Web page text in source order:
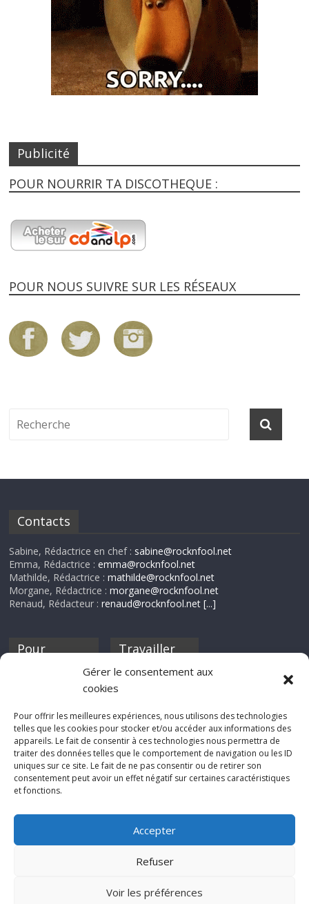
Gérer le consentement aux
cookies
Pour offrir les meilleures expériences, nous utilisons des technologies
telles que les cookies pour stocker et/ou accéder aux informations des
appareils. Le fait de consentir à ces technologies nous permettra de
traiter des données telles que le comportement de navigation ou les ID
uniques sur ce site. Le fait de ne pas consentir ou de retirer son
consentement peut avoir un effet négatif sur certaines caractéristiques
et fonctions.
Accepter
Refuser
Voir les préférences
Publicité
POUR NOURRIR TA DISCOTHEQUE :
POUR NOUS SUIVRE SUR LES RÉSEAUX
Contacts
Sabine, Rédactrice en chef : sabine@rocknfool.net
Emma, Rédactrice :emma@rocknfool.net
Mathilde, Rédactrice :mathilde@rocknfool.net
Morgane, Rédactrice :morgane@rocknfool.net
Renaud, Rédacteur :renaud@rocknfool.net [...]
Pour
discothèque
Travailler
Si tu souhaites
Rocknfool, n'hésite
pas à nous envoyer
tes chroniques de
concerts, de films,
séries ou des billets
d'humeur :
net